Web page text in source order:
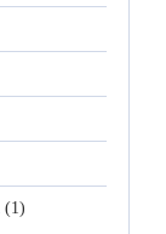
(1)